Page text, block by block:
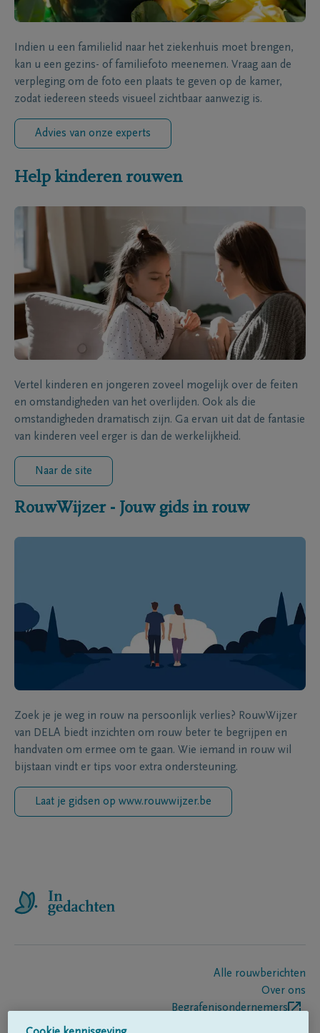
Indien u een familielid naar het ziekenhuis moet brengen,
kan u een gezins- of familiefoto meenemen. Vraag aan de
verpleging om de foto een plaats te geven op de kamer,
zodat iedereen steeds visueel zichtbaar aanwezig is.
Advies van onze experts
Help kinderen rouwen
Vertel kinderen en jongeren zoveel mogelijk over de feiten
en omstandigheden van het overlijden. Ook als die
omstandigheden dramatisch zijn. Ga ervan uit dat de fantasie
van kinderen veel erger is dan de werkelijkheid.
Naar de site
RouwWijzer - Jouw gids in rouw
Zoek je je weg in rouw na persoonlijk verlies? RouwWijzer
van DELA biedt inzichten om rouw beter te begrijpen en
handvaten om ermee om te gaan. Wie iemand in rouw wil
bijstaan vindt er tips voor extra ondersteuning.
Laat je gidsen op www.rouwwijzer.be
Alle rouwberichten
Over ons
Begrafenisondernemers